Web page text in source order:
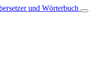
und Wörterbuch